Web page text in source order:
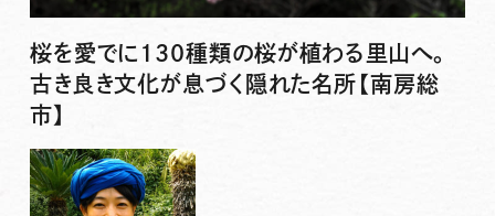
桜を愛でに130種類の桜が植わる里山へ。
古き良き文化が息づく隠れた名所【南房総
市】